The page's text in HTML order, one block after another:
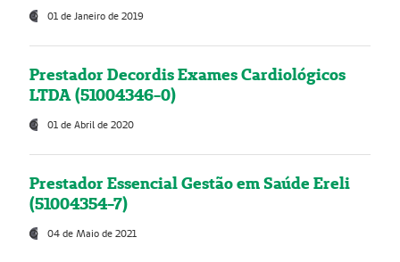
01 de Janeiro de 2019
Prestador Decordis Exames Cardiológicos
LTDA (51004346-0)
01 de Abril de 2020
Prestador Essencial Gestão em Saúde Ereli
(51004354-7)
04 de Maio de 2021